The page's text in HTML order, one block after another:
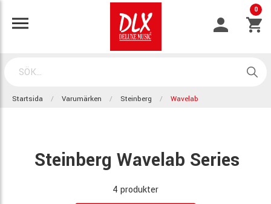
0
Startsida Varumärken Steinberg Wavelab
Steinberg Wavelab Series
4 produkter